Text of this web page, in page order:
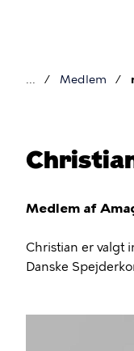
Medlem
Medlem af
Christian er valgt
Danske